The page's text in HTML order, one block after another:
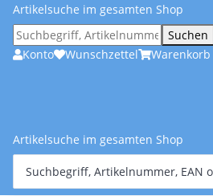
Artikelsuche im gesamten Shop
Suchen
Konto
Wunschzettel Warenkorb
Artikelsuche im gesamten Shop